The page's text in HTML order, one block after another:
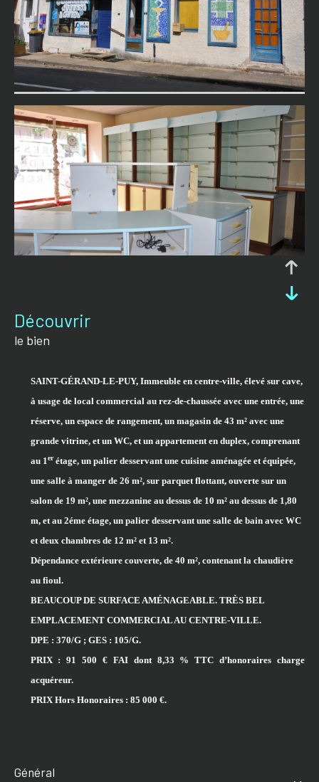
découvrir
le bien
SAINT-GÉRAND-LE-PUY, Immeubleen centre-ville, élevé sur cave,
à usage de local commercial au rez-de-chausséeavec une entrée, une
réserve, un espace de rangement, un magasin de 43 m² avec une
grande vitrine, et un WC, et un appartement en duplex, comprenant
au 1erétage, un palier desservant une cuisine aménagée et équipée,
une salle à manger de 26 m², sur parquet flottant, ouvertesur un
salon de 19 m², une mezzanine au dessus de 10 m² au dessus de 1,80
m, et au 2éme étage, un palier desservant une salle de bain avec WC
et deux chambres de 12 m² et 13 m².
Dépendance extérieure couverte, de 40 m², contenant la chaudière
au fioul.
BEAUCOUP DE SURFACE AMÉNAGEABLE. TRÈSBEL
EMPLACEMENT COMMERCIAL AUCENTRE-VILLE.
DPE : 370/G ; GES : 105/G.
PRIX : 91 500 € FAI dont 8,33 % TTC d’honoraires charge
acquéreur.
PRIX Hors Honoraires : 85 000 €.
général